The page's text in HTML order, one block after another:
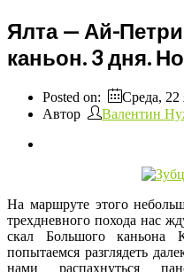
Ялта — Ай-
каньон. 3 дня.
Posted on:
Среда, 22
Автор
Валентин
На маршруте этого
трехдневного похода нас
скал Большого
попытаемся разглядеть
нами распахнуться